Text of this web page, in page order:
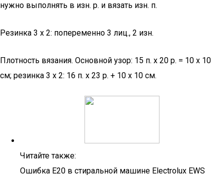
нужно выполнять в изн. р. и вязать изн. п.
Резинка 3 x 2: попеременно 3 лиц., 2 изн.
Плотность вязания. Основной узор: 15 п. х 20 р. = 10 х 10
см; резинка 3 x 2: 16 п. х 23 р. + 10 х 10 см.
Читайте также:
Ошибка Е20 в стиральной машине Electrolux EWS